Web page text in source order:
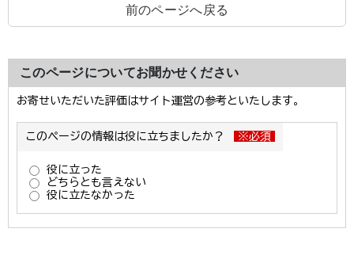
前のページへ戻る
このページについてお聞かせください